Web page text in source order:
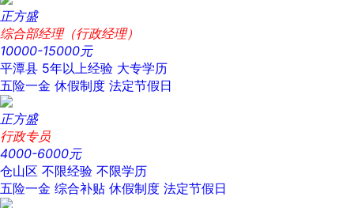
正方盛
综合部经理（行政经理）
10000-15000元
平潭县 5年以上经验 大专学历
五险一金 休假制度 法定节假日
正方盛
行政专员
4000-6000元
仓山区 不限经验 不限学历
五险一金 综合补贴 休假制度 法定节假日